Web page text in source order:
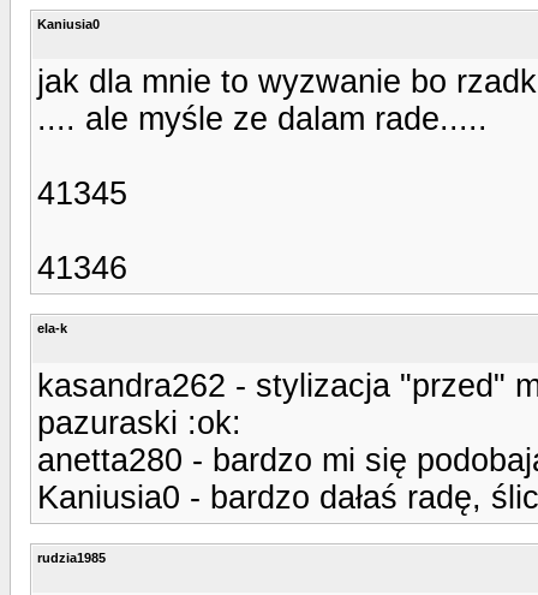
Kaniusia0
jak dla mnie to wyzwanie bo
.... ale myśle ze dalam rade.....
41345
41346
ela-k
kasandra262 - stylizacja "przed"
pazuraski :ok:
anetta280 - bardzo mi się
Kaniusia0 - bardzo dałaś radę,
rudzia1985